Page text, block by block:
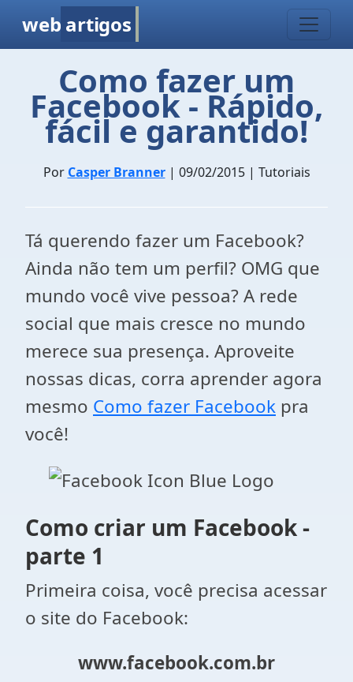
web artigos
Como fazer um
Facebook - Rápido,
fácil e garantido!
Por Casper Branner| 09/02/2015 | Tutoriais
Tá querendo fazer um Facebook?
Ainda não tem um perfil? OMG que
mundo você vive pessoa? A rede
social que mais cresce no mundo
merece sua presença. Aproveite
nossas dicas, corra aprender agora
mesmo Como fazer Facebook pra
você!
Como criar um Facebook -
parte 1
Primeira coisa, você precisa acessar
o site do Facebook:
www.facebook.com.br